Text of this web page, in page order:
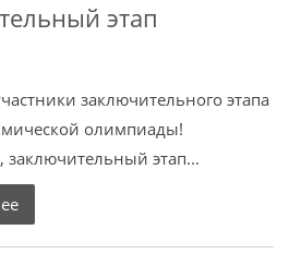
этап
заключительного этапа
олимпиады!
этап...